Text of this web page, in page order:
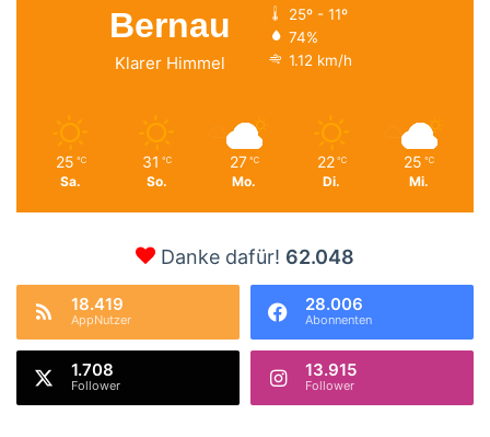
Bernau
Klarer Himmel
25º - 11º
74%
1.12 km/h
25 ℃
Sa.
31 ℃
So.
27 ℃
Mo.
22 ℃
Di.
25 ℃
Mi.
Danke dafür! 62.048
18.419
AppNutzer
28.006
Abonnenten
1.708
Follower
13.915
Follower